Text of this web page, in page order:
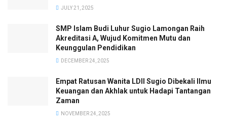
JULY 21, 2025
SMP Islam Budi Luhur Sugio Lamongan Raih
Akreditasi A, Wujud Komitmen Mutu dan
Keunggulan Pendidikan
DECEMBER 24, 2025
Empat Ratusan Wanita LDII Sugio Dibekali Ilmu
Keuangan dan Akhlak untuk Hadapi Tantangan
Zaman
NOVEMBER 24, 2025